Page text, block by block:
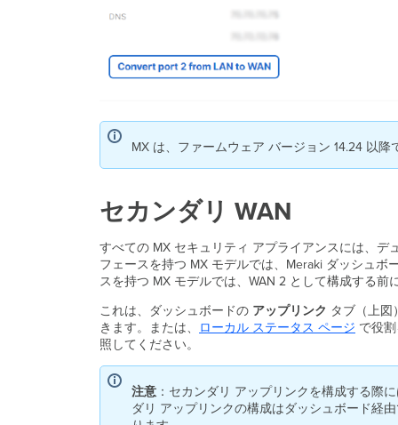
MX は、ファームウェア バージョン 14.24 以
セカンダリ WAN
すべての MX セキュリティ アプライアンスには、デ
フェースを持つ MX モデルでは、Meraki ダッシュボ
スを持つ MX モデルでは、WAN 2 として構成する
これは、ダッシュボードの アップリンク タブ（上
きます。または、
ローカル ステータス ページ で役
照してください。
注意 ：セカンダリ アップリンクを構成する際
ダリ アップリンクの構成はダッシュボード経